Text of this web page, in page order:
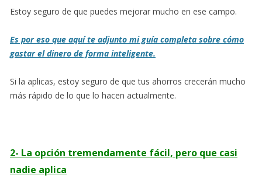
Estoy seguro de que puedes mejorar mucho en ese campo.
Es por eso que aquí te adjunto mi guía completa sobre cómo
gastar el dinero de forma inteligente.
Si la aplicas, estoy seguro de que tus ahorros crecerán mucho
más rápido de lo que lo hacen actualmente.
2- La opción tremendamente fácil, pero que casi
nadie aplica